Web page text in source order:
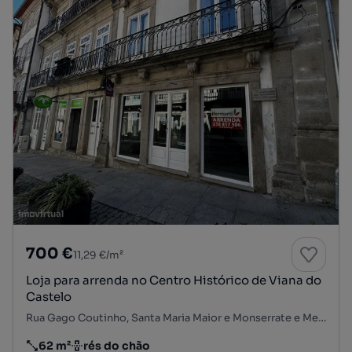
700 €11,29 €/m²
Loja para arrenda no Centro Histórico de Viana do
Castelo
Rua Gago Coutinho, Santa Maria Maior e Monserrate e Meadela, Viana do Castelo, Viana do Castelo
62 m² rés do chão